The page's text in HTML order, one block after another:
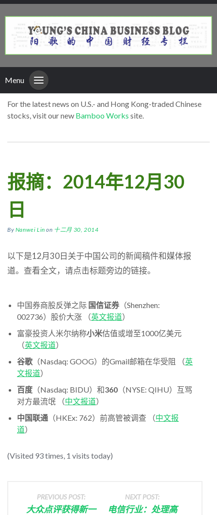
Menu
For the latest news on U.S.- and Hong Kong-traded Chinese
stocks, visit our new Bamboo Works site.
报摘：2014年12月30
日
By Nanwei Lin on 十二月 30, 2014
以下是12月30日关于中国公司的新闻稿件和媒体报
道。查看全文，请点击标题旁边的链接。
中国券商股反弹之际 国信证券（Shenzhen:
002736）股价大涨 （英文报道）
富豪投资人米尔纳称小米估值或增至1000亿美元
（英文报道）
谷歌 （Nasdaq: GOOG）的Gmail邮箱在华受阻 （英
文报道）
百度 （Nasdaq: BIDU）和360 （NYSE: QIHU）互骂
对方最流氓 （中文报道）
中国联通 （HKEx: 762）前高管被调查 （中文报
道）
(Visited 93 times, 1 visits today)
PREVIOUS POST:
大众点评获得新一
NEXT POST:
电信行业：处理高